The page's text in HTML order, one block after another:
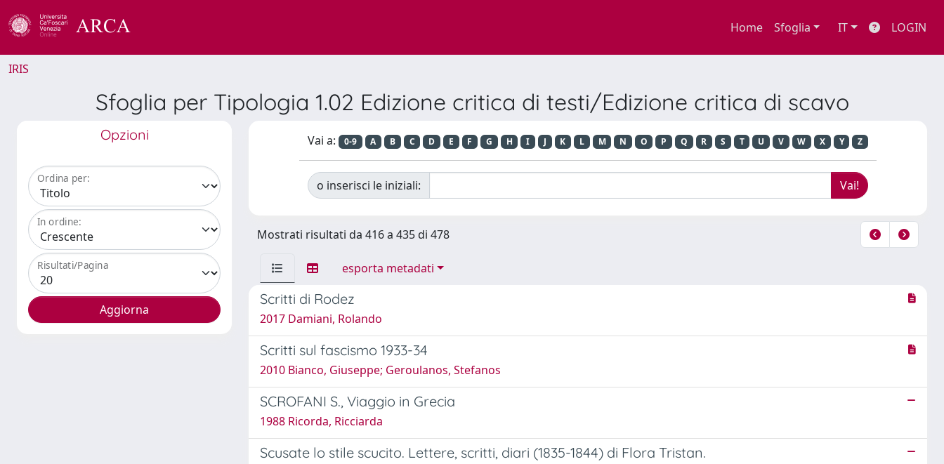
Home Sfoglia IT LOGIN
IRIS
Sfoglia per Tipologia 1.02 Edizione critica di testi/Edizione critica di scavo
Opzioni
Ordina per:
In ordine:
Risultati/Pagina
Vai a: 0-9 A B C D E F G H I J K L M N O P Q R S T U V W X Y Z
o inserisci le iniziali:
Mostrati risultati da 416 a 435 di 478
esporta metadati
Scritti di Rodez
2017 Damiani, Rolando
Scritti sul fascismo 1933-34
2010 Bianco, Giuseppe; Geroulanos, Stefanos
SCROFANI S., Viaggio in Grecia
1988 Ricorda, Ricciarda
Scusate lo stile scucito. Lettere, scritti, diari (1835-1844) di Flora Tristan.